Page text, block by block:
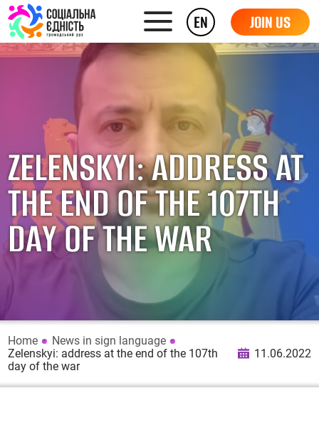
EN JOIN US
ZELENSKYI: ADDRESS AT
THE END OF THE 107TH
DAY OF THE WAR
Home
News in sign language
Zelenskyi: address at the end of the 107th
day of the war
11.06.2022